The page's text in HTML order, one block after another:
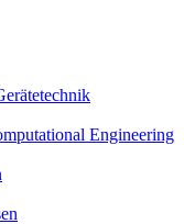
Engineering